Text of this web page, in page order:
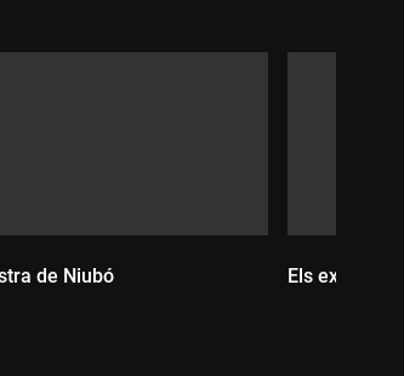
de Niubó Els experts